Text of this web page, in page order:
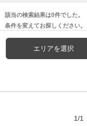
該当の検索結果は0件でした。
条件を変えてお探しください。
エリアを選択
1/1